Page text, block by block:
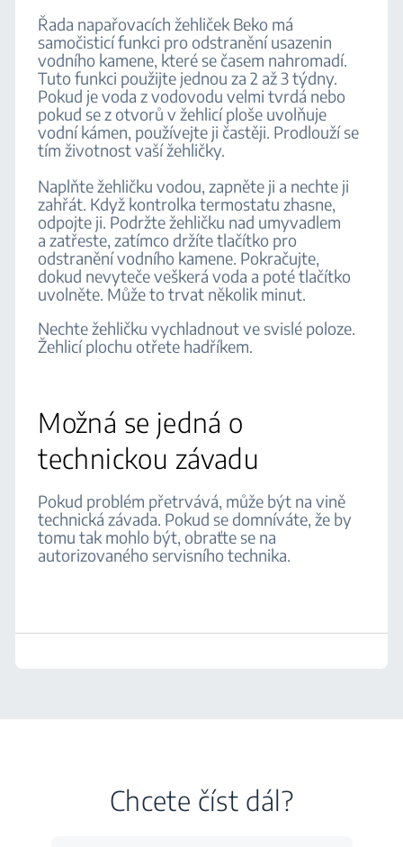
Řada napařovacích žehliček Beko má
samočisticí funkci pro odstranění usazenin
vodního kamene, které se časem nahromadí.
Tuto funkci použijte jednou za 2 až 3 týdny.
Pokud je voda z vodovodu velmi tvrdá nebo
pokud se z otvorů v žehlicí ploše uvolňuje
vodní kámen, používejte ji častěji. Prodlouží se
tím životnost vaší žehličky.
Naplňte žehličku vodou, zapněte ji a nechte ji
zahřát. Když kontrolka termostatu zhasne,
odpojte ji. Podržte žehličku nad umyvadlem
a zatřeste, zatímco držíte tlačítko pro
odstranění vodního kamene. Pokračujte,
dokud nevyteče veškerá voda a poté tlačítko
uvolněte. Může to trvat několik minut.
Nechte žehličku vychladnout ve svislé poloze.
Žehlicí plochu otřete hadříkem.
Možná se jedná o
technickou závadu
Pokud problém přetrvává, může být na vině
technická závada. Pokud se domníváte, že by
tomu tak mohlo být, obraťte se na
autorizovaného servisního technika.
Chcete číst dál?